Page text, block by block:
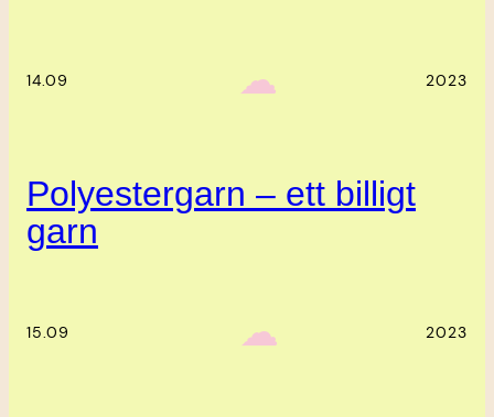
14.09 ‎ ‎‎ ☁︎‎‎ 2023
Polyestergarn – ett billigt
garn
15.09 ‎ ‎‎ ☁︎‎‎ 2023